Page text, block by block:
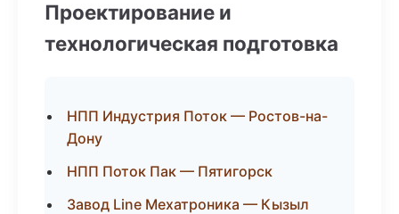
Проектирование и
технологическая подготовка
НПП Индустрия Поток — Ростов-на-
Дону
НПП Поток Пак — Пятигорск
Завод Line Мехатроника — Кызыл